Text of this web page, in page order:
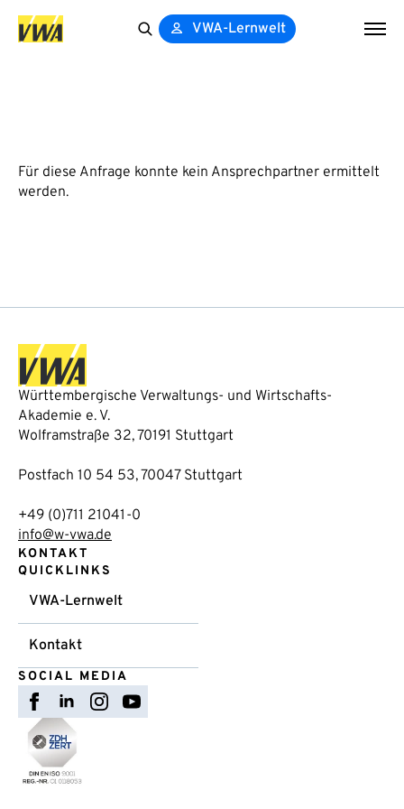
VWA-Lernwelt
Für diese Anfrage konnte kein Ansprechpartner ermittelt
werden.
Württembergische Verwaltungs- und Wirtschafts-
Akademie e. V.
Wolframstraße 32, 70191 Stuttgart
Postfach 10 54 53, 70047 Stuttgart
+49 (0)711 21041-0
info@w-vwa.de
KONTAKT
QUICKLINKS
VWA-Lernwelt
Kontakt
SOCIAL MEDIA